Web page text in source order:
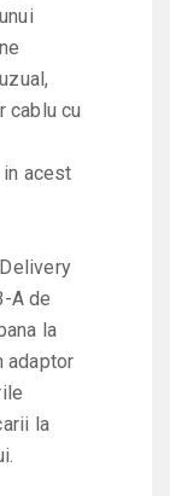
cablu cu
acest
A de
la
adaptor
la